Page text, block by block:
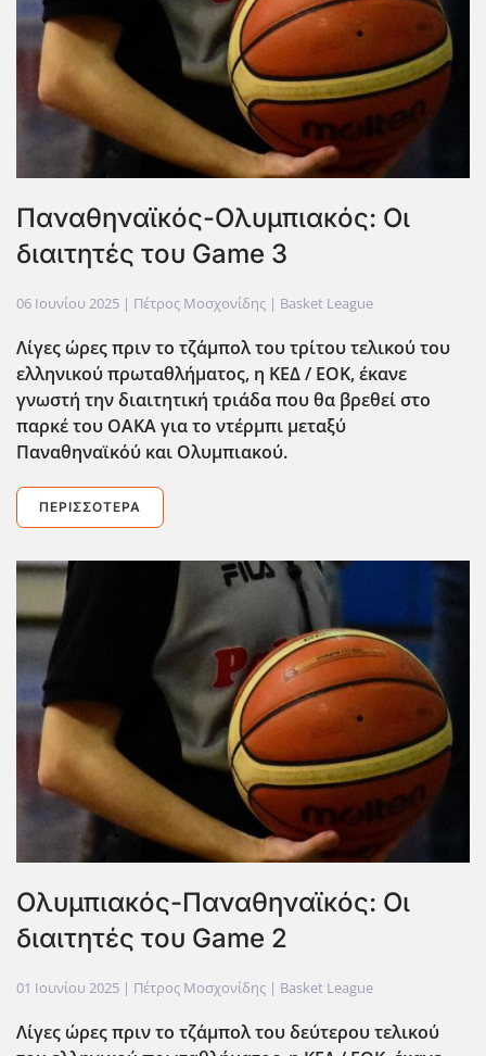
Παναθηναϊκός-Ολυμπιακός: Οι
διαιτητές του Game 3
06 Ιουνίου 2025 | Πέτρος Μοσχονίδης | Basket League
Λίγες ώρες πριν το τζ΄αμπολ του τρίτου τελικού του
ελληνικού πρωταθλήματος, η ΚΕΔ / ΕΟΚ,έκανε
γνωστή την διαιτητική τριάδα που θα βρεθεί στο
παρκέτου ΟΑΚΑ για το ντέρμπι μεταξύ
Παναθηναϊκ΄ού και Ολυμπιακού.
ΠΕΡΙΣΣΌΤΕΡΑ
Ολυμπιακός-Παναθηναϊκός: Οι
διαιτητές του Game 2
01 Ιουνίου 2025 | Πέτρος Μοσχονίδης | Basket League
Λίγες ώρες πριν το τζ΄αμπολ του δεύτερου τελικού